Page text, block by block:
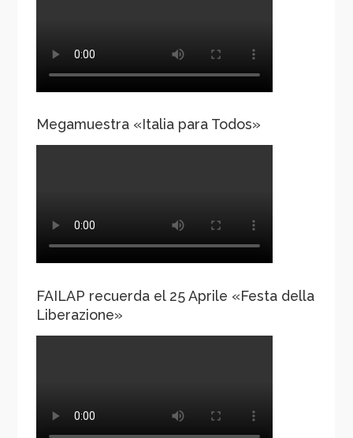
Megamuestra «Italia para Todos»
FAILAP recuerda el 25 Aprile «Festa della
Liberazione»